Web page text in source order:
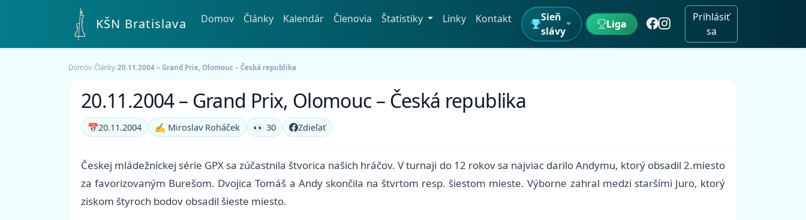
KŠN Bratislava Domov Články Kalendár Členovia Štatistiky Linky Kontakt
Sieň
slávy
Liga
Prihlásiť
sa
Domov›Články›20.11.2004 – Grand Prix, Olomouc – Česká republika
20.11.2004 – Grand Prix, Olomouc – Česká republika
📅20.11.2004 ✍️ Miroslav Roháček 👀 30 Zdieľať
Českej mládežníckej série GPX sa zúčastnila štvorica našich hráčov. V turnaji do 12 rokov sa najviac darilo Andymu, ktorý obsadil 2.miesto
za favorizovaným Burešom. Dvojica Tomáš a Andy skončila na štvrtom resp. šiestom mieste. Výborne zahral medzi staršími Juro, ktorý
ziskom štyroch bodov obsadil šieste miesto.